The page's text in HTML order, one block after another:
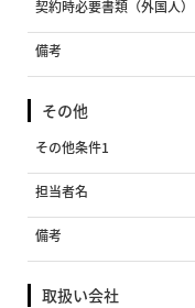
契約時必要書類（外国人）
備考
その他
その他条件1
担当者名
備考
取扱い会社